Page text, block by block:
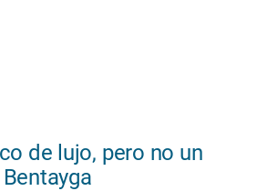
de lujo, pero no un